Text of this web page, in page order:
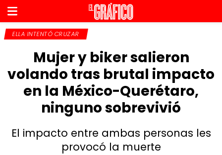
ELLA INTENTÓ CRUZAR
Mujer y biker salieron
volando tras brutal impacto
en la México-Querétaro,
ninguno sobrevivió
El impacto entre ambas personas les
provocó la muerte